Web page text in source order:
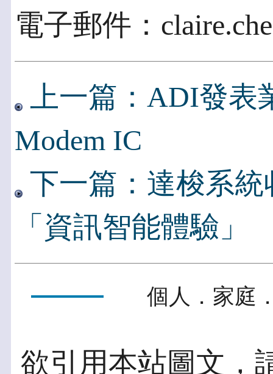
電子郵件：
上一篇：ADI發表
Modem IC
下一篇：達梭系統
「資訊智能體驗」
個人．家庭
欲引用本站圖文，